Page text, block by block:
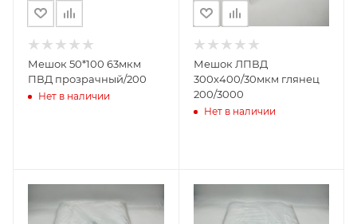
Мешок 50*100 63мкм
ПВД прозрачный/200
Нет в наличии
Мешок ЛПВД
300х400/30мкм глянец
200/3000
Нет в наличии